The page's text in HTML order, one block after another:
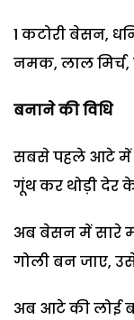
1 कटोरी बेसन,
नमक, लाल मिर्च,
बनाने की विधि
सबसे पहले आटे में
गूंथ कर थोड़ी देर
अब बेसन में सारे
गोली बन जाए,
अब आटे की लोई